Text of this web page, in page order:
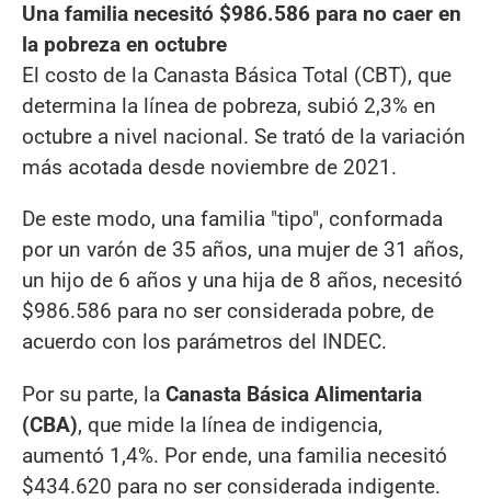
Una familia necesitó $986.586 para no caer en
la pobreza en octubre
El costo de la Canasta Básica Total (CBT), que
determina la línea de pobreza, subió 2,3% en
octubre a nivel nacional. Se trató de la variación
más acotada desde noviembre de 2021.
De este modo, una familia "tipo", conformada
por un varón de 35 años, una mujer de 31 años,
un hijo de 6 años y una hija de 8 años, necesitó
$986.586 para no ser considerada pobre, de
acuerdo con los parámetros del INDEC.
Por su parte, la Canasta Básica Alimentaria
(CBA), que mide la línea de indigencia,
aumentó 1,4%. Por ende, una familia necesitó
$434.620 para no ser considerada indigente.